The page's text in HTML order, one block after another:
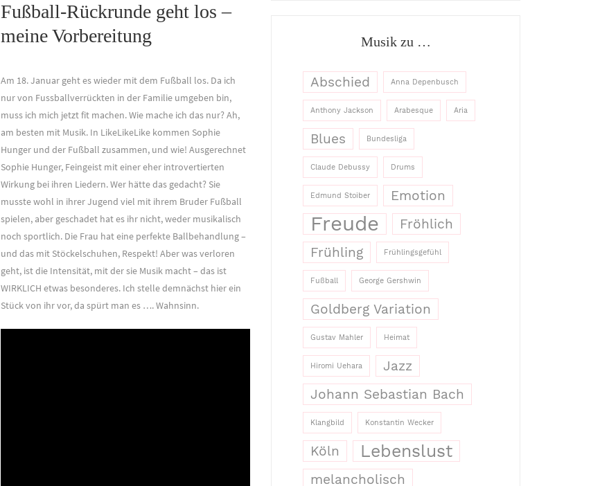
Fußball-Rückrunde geht los –
meine Vorbereitung
Am 18. Januar geht es wieder mit dem Fußball los. Da ich
nur von Fussballverrückten in der Familie umgeben bin,
muss ich mich jetzt fit machen. Wie mache ich das nur? Ah,
am besten mit Musik. In LikeLikeLike kommen Sophie
Hunger und der Fußball zusammen, und wie! Ausgerechnet
Sophie Hunger, Feingeist mit einer eher introvertierten
Wirkung bei ihren Liedern. Wer hätte das gedacht? Sie
musste wohl in ihrer Jugend viel mit ihrem Bruder Fußball
spielen, aber geschadet hat es ihr nicht, weder musikalisch
noch sportlich. Die Frau hat eine perfekte Ballbehandlung –
und das mit Stöckelschuhen, Respekt! Aber was verloren
geht, ist die Intensität, mit der sie Musik macht – das ist
WIRKLICH etwas besonderes. Ich stelle demnächst hier ein
Stück von ihr vor, da spürt man es …. Wahnsinn.
Musik zu …
Abschied Anna Depenbusch
Anthony Jackson Arabesque Aria
Blues Bundesliga
Claude Debussy Drums
Edmund Stoiber Emotion
Freude
Fröhlich
Frühling
Frühlingsgefühl
Fußball George Gershwin
Goldberg Variation
Gustav Mahler Heimat
Hiromi Uehara
Jazz
Johann Sebastian Bach
Klangbild Konstantin Wecker
Köln Lebenslust
melancholisch